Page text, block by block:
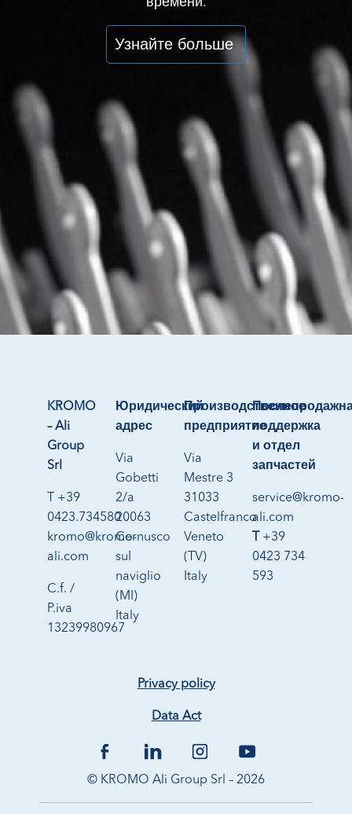
Узнайте больше
KROMO
– Ali
Group
Srl
T +39
0423.734580
kromo@kromo-
ali.com
C.f. /
P.iva
13239980967
Юридический
адрес
Via
Gobetti
2/a
20063
Cernusco
sul
naviglio
(MI)
Italy
Производственное
предприятие
Via
Mestre 3
31033
Castelfranco
Veneto
(TV)
Italy
поддержка
и отдел
запчастей
service@kromo-
ali.com
+39
0423 734
593
Privacy policy
Data Act
© KROMO Ali Group Srl – 2026